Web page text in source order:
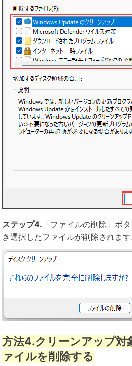
ステップ4. 「ファイルの削除」ボ
き選択したファイルが削除されます
方法4.クリーンアップ対
ァイルを削除する